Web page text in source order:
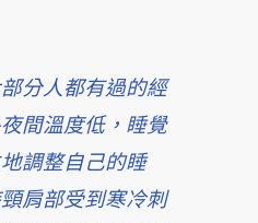
部分人都有過的經
間溫度低，睡覺
調整自己的睡
肩部受到寒冷刺